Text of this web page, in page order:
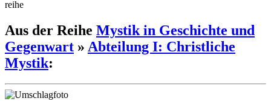
reihe
Aus der Reihe Mystik in Geschichte und
Gegenwart » Abteilung I: Christliche
Mystik: